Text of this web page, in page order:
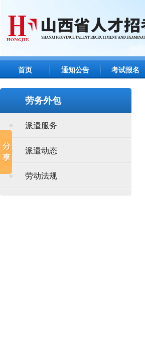
首页 通知公告 考试报名
劳务外包
派遣服务
派遣动态
劳动法规